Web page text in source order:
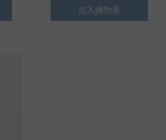
加入購物車